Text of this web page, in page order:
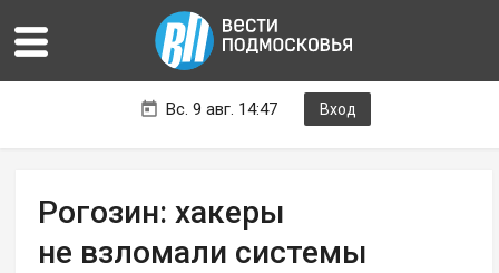
Вс. 9 авг. 14:47 Вход
Рогозин: хакеры
не взломали системы